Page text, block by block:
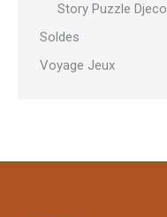
Story Puzzle Djeco
Soldes
Voyage Jeux